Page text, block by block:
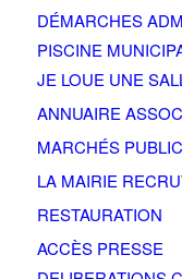
DÉMARCHES
PISCINE
JE LOUE UNE
ANNUAIRE
MARCHÉS
LA MAIRIE
RESTAURATION
ACCÈS PRESSE